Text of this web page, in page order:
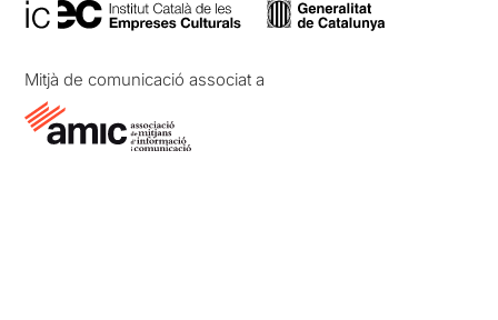
Mitjà de comunicació associat a